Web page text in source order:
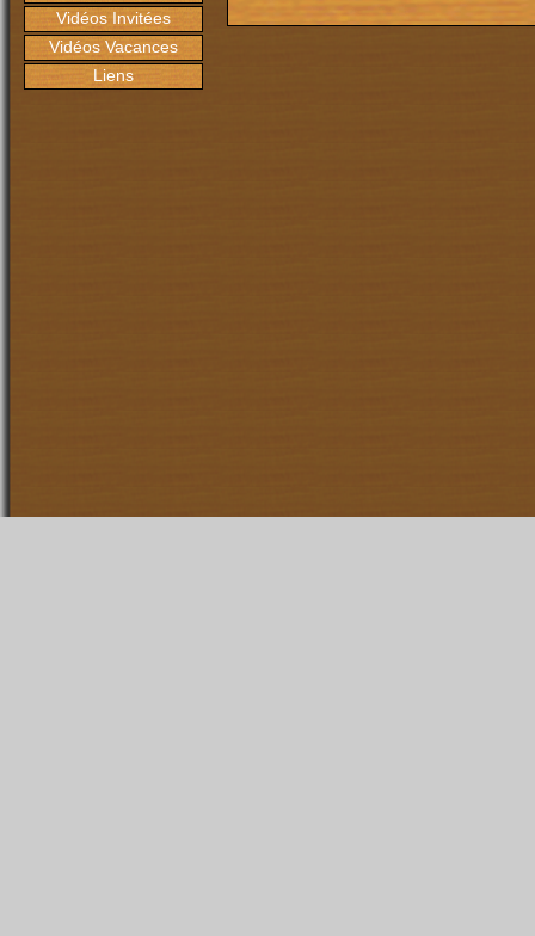
Vidéos Invitées
Vidéos Vacances
Liens